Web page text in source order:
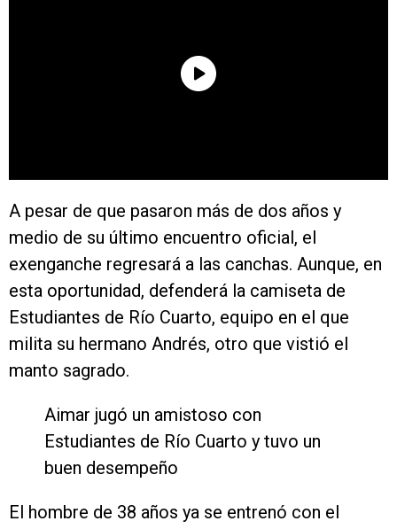
A pesar de que pasaron más de dos años y
medio de su último encuentro oficial, el
exenganche regresará a las canchas. Aunque, en
esta oportunidad, defenderá la camiseta de
Estudiantes de Río Cuarto, equipo en el que
milita su hermano Andrés, otro que vistió el
manto sagrado.
Aimar jugó un amistoso con
Estudiantes de Río Cuarto y tuvo un
buen desempeño
El hombre de 38 años ya se entrenó con el